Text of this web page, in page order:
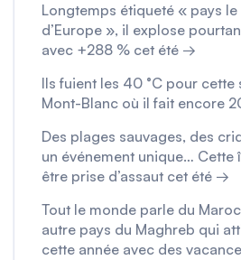
Longtemps étiqueté « pays
d’Europe », il explose
avec +288 % cet été →
Ils fuient les 40 °C pour cette
Mont-Blanc où il fait encore
Des plages sauvages, des
un événement unique… Cette
être prise d’assaut cet été →
Tout le monde parle du
autre pays du Maghreb qui
cette année avec des